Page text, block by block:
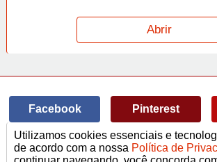
Frases de Amizade
Frases de Amor
Frases de Arrependimento
Frases de Atitude
Abrir
Facebook Pinterest
© Copyright 2014-2022A Frase.
Utilizamos cookies essenciais e
de acordo com a nossa Política de